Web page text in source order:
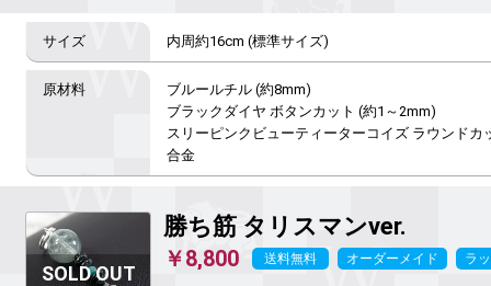
内周約16cm (標準サイズ)
ブルールチル (約8mm)
ブラックダイヤ ボタンカット (約1～2mm)
スリーピンクビューティーターコイズ ラウンドカ
合金
勝ち筋 タリスマンver.
￥8,800 送料無料 オーダーメイド ラ